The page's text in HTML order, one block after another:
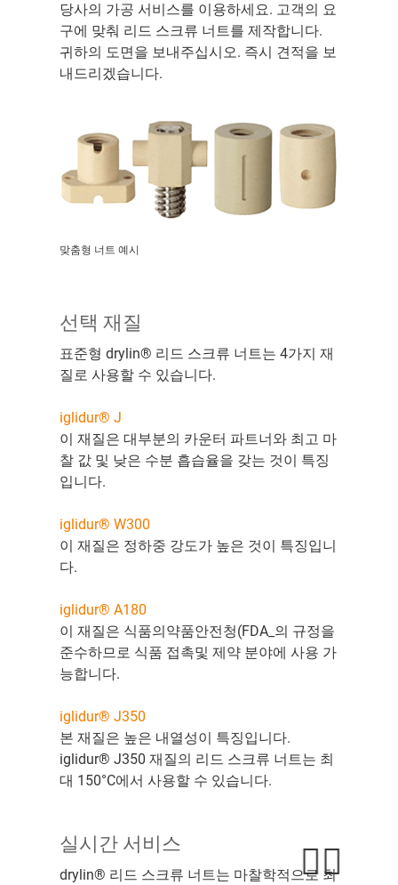
당사의 가공 서비스를 이용하세요. 고객의 요
구에 맞춰 리드 스크류 너트를 제작합니다.
귀하의 도면을 보내주십시오. 즉시 견적을 보
내드리겠습니다.
맞춤형 너트 예시
선택 재질
표준형 drylin® 리드 스크류 너트는 4가지 재
질로 사용할 수 있습니다.
iglidur® J
이 재질은 대부분의 카운터 파트너와 최고 마
찰 값 및 낮은 수분 흡습율을 갖는 것이 특징
입니다.
iglidur® W300
이 재질은 정하중 강도가 높은 것이 특징입니
다.
iglidur® A180
이 재질은 식품의약품안전청(FDA_의 규정을
준수하므로 식품 접촉및 제약 분야에 사용 가
능합니다.
iglidur® J350
본 재질은 높은 내열성이 특징입니다.
iglidur® J350 재질의 리드 스크류 너트는 최
대 150°C에서 사용할 수 있습니다.
실시간 서비스
drylin® 리드 스크류 너트는 마찰학적으로 최